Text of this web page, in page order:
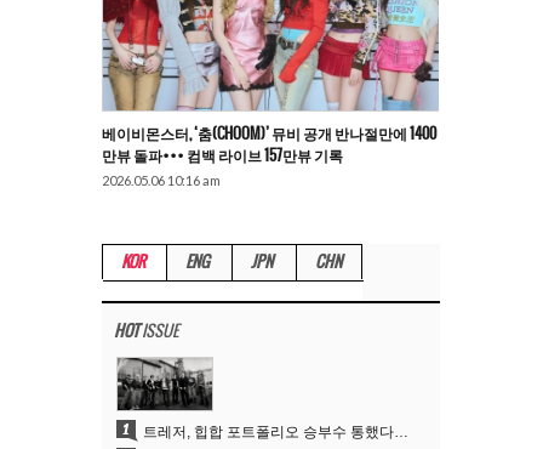
베이비몬스터, ‘춤(CHOOM)’ 뮤비 공개 반나절만에 1400
만뷰 돌파••• 컴백 라이브 157만뷰 기록
2026.05.06 10:16 am
KOR ENG JPN CHN
HOTISSUE
1 트레저, 힙합 포트폴리오 승부수 통했다…데뷔 6주년 새 도약